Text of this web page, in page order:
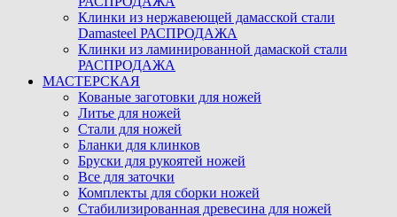
Клинки из нержавеющей дамасской стали
Damasteel РАСПРОДАЖА
Клинки из ламинированной дамаской стали
РАСПРОДАЖА
МАСТЕРСКАЯ
Кованые заготовки для ножей
Литье для ножей
Стали для ножей
Бланки для клинков
Бруски для рукоятей ножей
Все для заточки
Комплекты для сборки ножей
Стабилизированная древесина для ножей